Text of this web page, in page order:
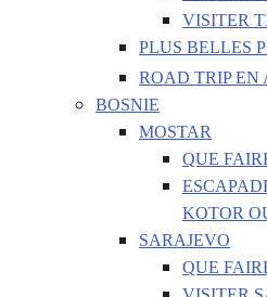
VISITER
PLUS BELLES
ROAD TRIP EN
BOSNIE
MOSTAR
QUE
KOTOR
SARAJEVO
QUE